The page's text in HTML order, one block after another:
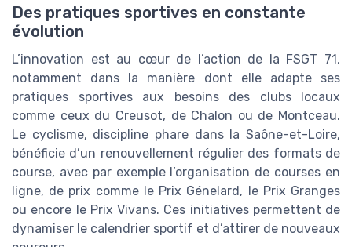
Des pratiques sportives en constante
évolution
L’innovation est au cœur de l’action de la FSGT 71,
notamment dans la manière dont elle adapte ses
pratiques sportives aux besoins des clubs locaux
comme ceux du Creusot, de Chalon ou de Montceau.
Le cyclisme, discipline phare dans la Saône-et-Loire,
bénéficie d’un renouvellement régulier des formats de
course, avec par exemple l’organisation de courses en
ligne, de prix comme le Prix Génelard, le Prix Granges
ou encore le Prix Vivans. Ces initiatives permettent de
dynamiser le calendrier sportif et d’attirer de nouveaux